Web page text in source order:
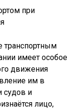
транспортным
имеет особое
движения
им в
судов и
лицо,